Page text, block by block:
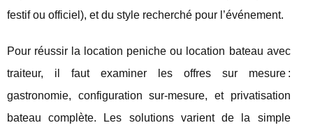
festif ou officiel), et du style recherché pour l’événement.
Pour réussir la location peniche ou location bateau avec
traiteur, il faut examiner les offres sur mesure :
gastronomie, configuration sur-mesure, et privatisation
bateau complète. Les solutions varient de la simple